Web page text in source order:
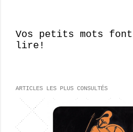
E
g
t
Vos petits mots
lire!
ARTICLES LES PLUS CONSULTÉS